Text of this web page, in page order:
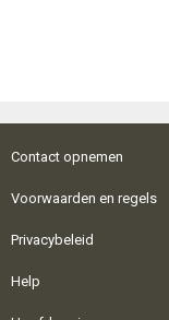
Contact opnemen
Voorwaarden en regels
Privacybeleid
Help